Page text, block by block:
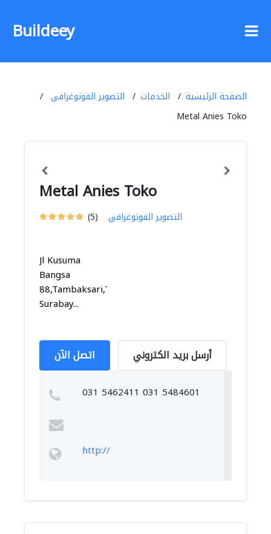
Buildeey
الصفحة الرئيسية الخدمات
التصوير الفوتوغرافي
Metal Anies Toko
Metal Anies Toko
(5) التصوير الفوتوغرافي
Jl Kusuma
Bangsa
88,Tambaksari,Tambaksari,
Surabay...
اتصل الآن أرسل بريد الكتروني
031 5462411 031 5484601
http://